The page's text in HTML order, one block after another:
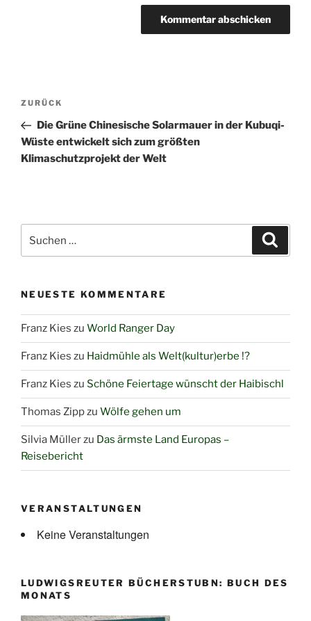
Beitragsnavigation
Vorheriger
Beitrag
ZURÜCK
Die Grüne Chinesische Solarmauer in der Kubuqi-
Wüste entwickelt sich zum größten
Klimaschutzprojekt der Welt
nach:
NEUESTE KOMMENTARE
Franz Kies zu World Ranger Day
Franz Kies zu Haidmühle als Welt(kultur)erbe !?
Franz Kies zu Schöne Feiertage wünscht der Haibischl
Thomas Zippzu Wölfe gehen um
Silvia Müllerzu Das ärmste Land Europas –
Reisebericht
VERANSTALTUNGEN
Keine Veranstaltungen
LUDWIGSREUTER BÜCHERSTUBN: BUCH DES
MONATS